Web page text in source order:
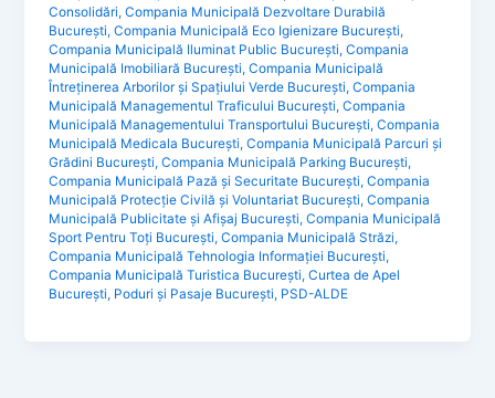
Consolidări,Compania Municipală Dezvoltare Durabilă
București,Compania Municipală Eco Igienizare București,
Compania Municipală Iluminat Public București,Compania
Municipală Imobiliară București,Compania Municipală
Întreținerea Arborilor și Spațiului Verde București,Compania
Municipală Managementul Traficului București,Compania
Municipală Managementului Transportului București,Compania
Municipală Medicala București,Compania Municipală Parcuri și
Grădini București,Compania Municipală Parking București,
Compania Municipală Pază și Securitate București,Compania
Municipală Protecție Civilă și Voluntariat București,Compania
Municipală Publicitate și Afișaj București,Compania Municipală
Sport Pentru Toți București,Compania Municipală Străzi,
Compania Municipală Tehnologia Informației București,
Compania Municipală Turistica București,Curtea de Apel
București, Poduri și Pasaje București, PSD-ALDE